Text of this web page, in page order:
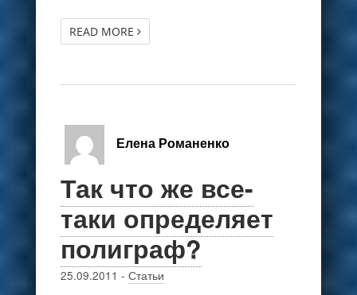
READ MORE
Елена Романенко
Так что же все-
таки определяет
полиграф?
25.09.2011 - Статьи